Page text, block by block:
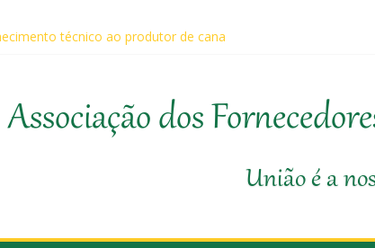
aprovação de requerimentos de urgência para temas de
técnico ao produtor de cana
Associação dos
União é a